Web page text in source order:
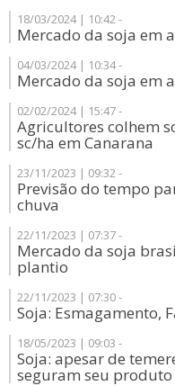
18/03/2024 | 10:42 -
Mercado da soja em
04/03/2024 | 10:34 -
Mercado da soja em
02/02/2024 | 15:47 -
Agricultores colhem
sc/ha em Canarana
23/11/2023 | 09:32 -
Previsão do tempo
chuva
22/11/2023 | 07:37 -
Mercado da soja
plantio
22/11/2023 | 07:30 -
Soja: Esmagamento,
18/05/2023 | 09:03 -
Soja: apesar de
seguram seu produto